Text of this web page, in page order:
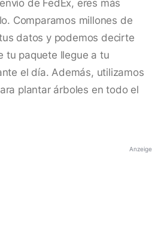
de FedEx, eres más
Comparamos millones de
datos y podemos decirte
tu paquete llegue a tu
el día. Además, utilizamos
plantar árboles en todo el
Anzeige